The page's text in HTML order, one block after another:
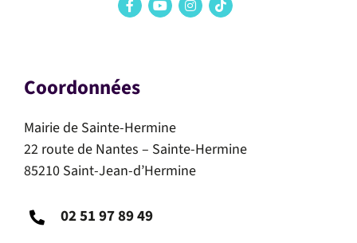
Coordonnées
Mairie de Sainte-Hermine
22 route de Nantes – Sainte-Hermine
85210 Saint-Jean-d’Hermine
02 51 97 89 49